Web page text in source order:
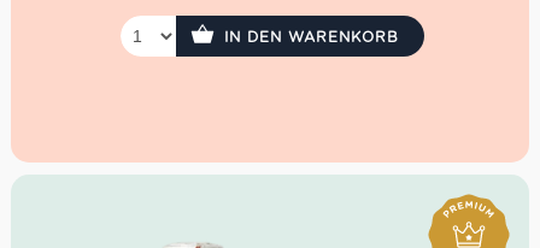
herb, sondern elegant mit dezenten Noten von
Steinpilzen.
IN DEN WARENKORB